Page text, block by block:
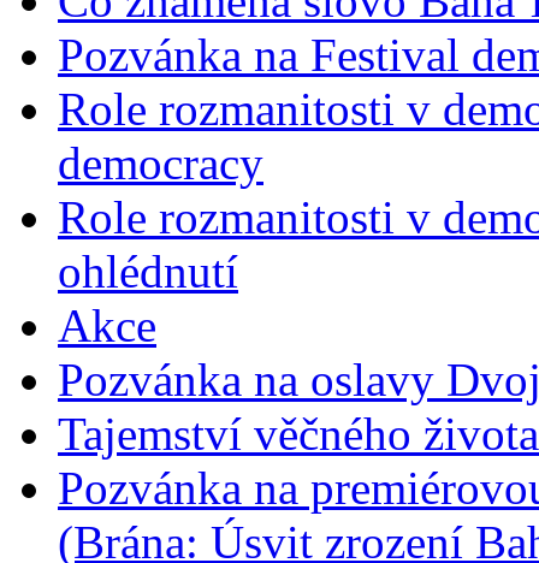
Pozvánka na Festival
Role rozmanitosti v
democracy
Role rozmanitosti v
ohlédnutí
Akce
Pozvánka na oslavy
Tajemství věčného života
Pozvánka na
(Brána: Úsvit zrození